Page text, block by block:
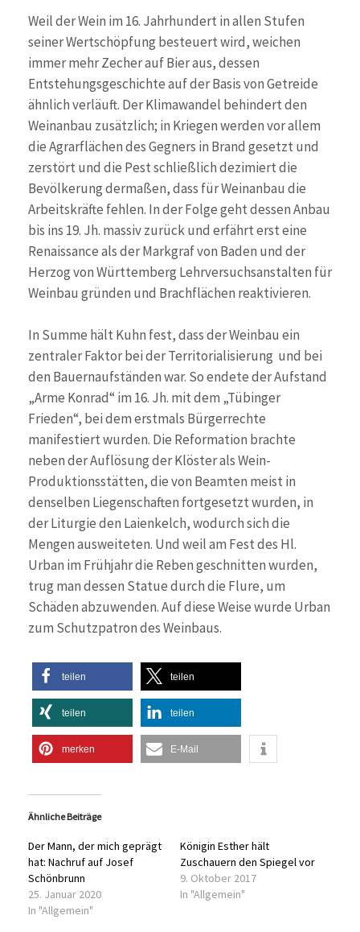
Weil der Wein im 16. Jahrhundert in allen Stufen
seiner Wertschöpfung besteuert wird, weichen
immer mehr Zecher auf Bier aus, dessen
Entstehungsgeschichte auf der Basis von Getreide
ähnlich verläuft. Der Klimawandel behindert den
Weinanbau zusätzlich; in Kriegen werden vor allem
die Agrarflächen des Gegners in Brand gesetzt und
zerstört und die Pest schließlich dezimiert die
Bevölkerung dermaßen, dass für Weinanbau die
Arbeitskräfte fehlen. In der Folge geht dessen Anbau
bis ins 19. Jh. massiv zurück und erfährt erst eine
Renaissance als der Markgraf von Baden und der
Herzog von Württemberg Lehrversuchsanstalten für
Weinbau gründen und Brachflächen reaktivieren.
In Summe hält Kuhn fest, dass der Weinbau ein
zentraler Faktor bei der Territorialisierung und bei
den Bauernaufständen war. So endete der Aufstand
„Arme Konrad“ im 16. Jh. mit dem „Tübinger
Frieden“, bei dem erstmals Bürgerrechte
manifestiert wurden. Die Reformation brachte
neben der Auflösung der Klöster als Wein-
Produktionsstätten, die von Beamten meist in
denselben Liegenschaften fortgesetzt wurden, in
der Liturgie den Laienkelch, wodurch sich die
Mengen ausweiteten. Und weil am Fest des Hl.
Urban im Frühjahr die Reben geschnitten wurden,
trug man dessen Statue durch die Flure, um
Schäden abzuwenden. Auf diese Weise wurde Urban
zum Schutzpatron des Weinbaus.
teilen teilen
teilen teilen
merken E-Mail
Ähnliche Beiträge
Der Mann, der mich geprägt
hat: Nachruf auf Josef
Schönbrunn
25. Januar 2020
In "Allgemein"
Königin Esther hält
Zuschauern den Spiegel vor
9. Oktober 2017
In "Allgemein"